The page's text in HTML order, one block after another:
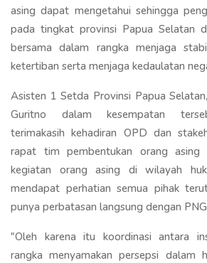
asing dapat mengetahui sehingga
pada tingkat provinsi Papua Selatan
bersama dalam rangka menjaga
ketertiban serta menjaga kedaulatan
Asisten 1 Setda Provinsi Papua
Guritno dalam kesempatan
terimakasih kehadiran OPD dan
rapat tim pembentukan orang asing
kegiatan orang asing di wilayah
mendapat perhatian semua pihak
punya perbatasan langsung dengan
"Oleh karena itu koordinasi antara
rangka menyamakan persepsi dalam